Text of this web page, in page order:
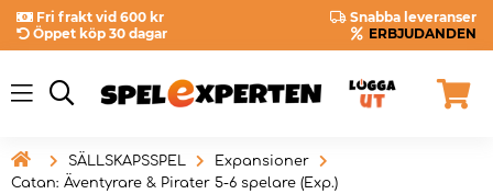
Fri frakt vid 600 kr
Snabba leveranser
Öppet köp 30 dagar
ERBJUDANDEN
 SÄLLSKAPSSPEL
Expansioner
Catan: Äventyrare & Pirater 5-6 spelare (Exp.)